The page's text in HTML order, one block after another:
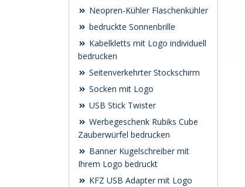
Neopren-Kühler Flaschenkühler
bedruckte Sonnenbrille
Kabelkletts mit Logo individuell
bedrucken
Seitenverkehrter Stockschirm
Socken mit Logo
USB Stick Twister
Werbegeschenk Rubiks Cube
Zauberwürfel bedrucken
Banner Kugelschreiber mit
Ihrem Logo bedruckt
KFZ USB Adapter mit Logo